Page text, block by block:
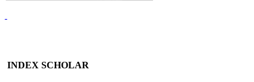
INDEX SCHOLAR